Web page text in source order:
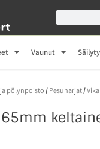
Vaunut
pölynpoisto / Pesuharjat/